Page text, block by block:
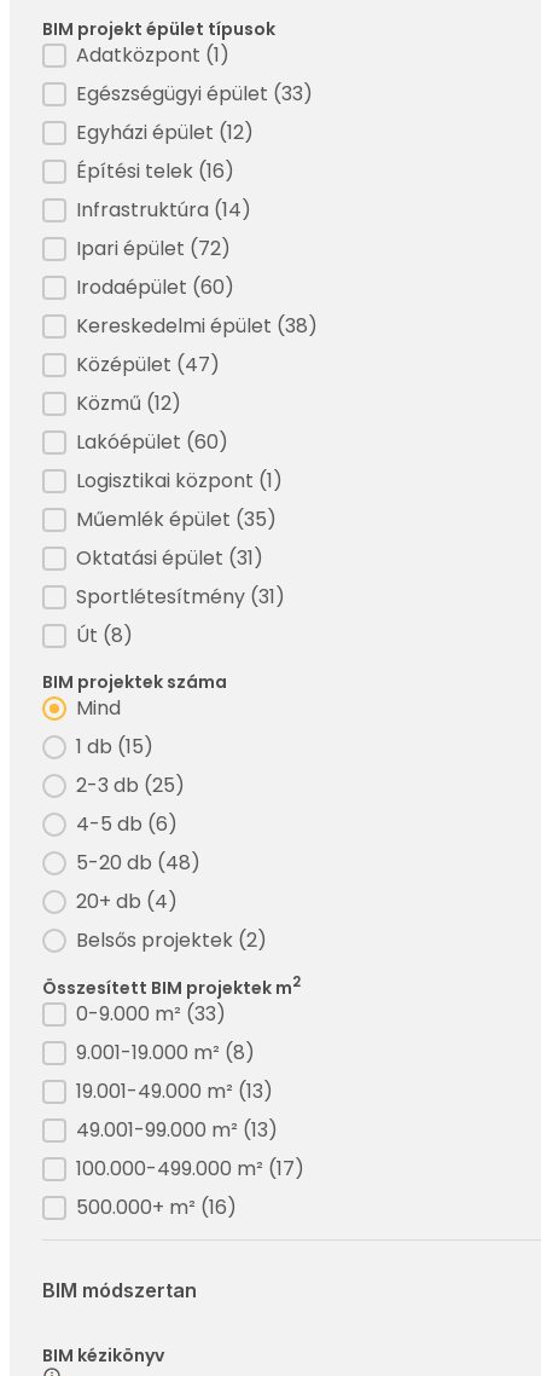
BIM projekt épület típusok
Filter - BIM referencia épület típusok
Adatközpont (1)
Egészségügyi épület (33)
Egyházi épület (12)
Építési telek (16)
Infrastruktúra (14)
Ipari épület (72)
Irodaépület (60)
Kereskedelmi épület (38)
Középület (47)
Közmű (12)
Lakóépület (60)
Logisztikai központ (1)
Műemlék épület (35)
Oktatási épület (31)
Sportlétesítmény (31)
Út (8)
BIM projektek száma
Filter - BIM projektek száma
Mind
1 db (15)
2-3 db (25)
4-5 db (6)
5-20 db (48)
20+ db (4)
Belsős projektek (2)
Összesített BIM projektek m2
Filter - BIM projektek összesített
0-9.000 m² (33)
9.001-19.000 m² (8)
19.001-49.000 m² (13)
49.001-99.000 m² (13)
100.000-499.000 m² (17)
500.000+ m² (16)
BIM módszertan
BIM kézikönyv